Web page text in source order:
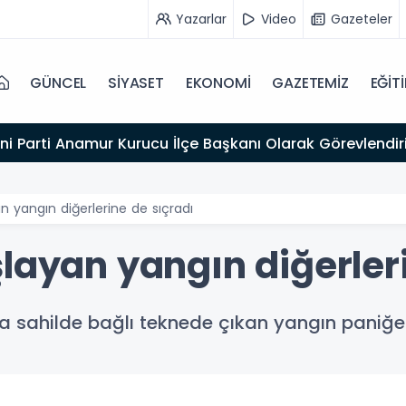
Yazarlar Video Gazeteler
GÜNCEL SİYASET EKONOMİ GAZETEMİZ
Parti Anamur Kurucu İlçe Başkanı Olarak
yangın diğerlerine de sıçradı
yangın
sahilde bağlı teknede çıkan yangın